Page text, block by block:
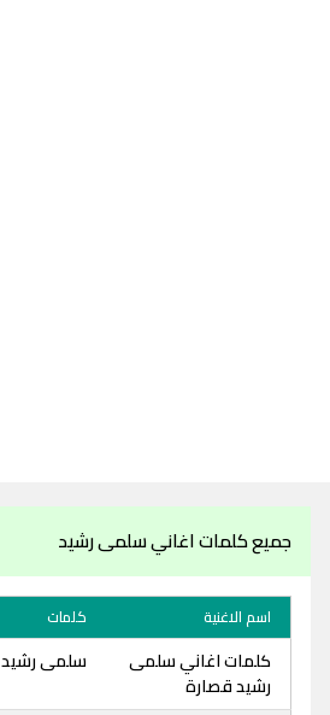
جميع كلمات اغاني سلمى رشيد
اسم الاغنية كلمات
كلمات اغاني سلمى
رشيد قصارة
سلمى رشيد